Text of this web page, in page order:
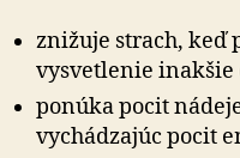
znižuje strach, keď
vysvetlenie inakšie
ponúka pocit
vychádzajúc pocit